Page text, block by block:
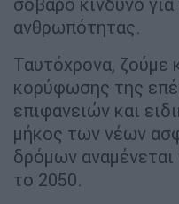
ανθρωπότητας.
Ταυτόχρονα, ζούμε
κορύφωσης της
επιφανειών και
μήκος των νέων
δρόμων
το 2050.